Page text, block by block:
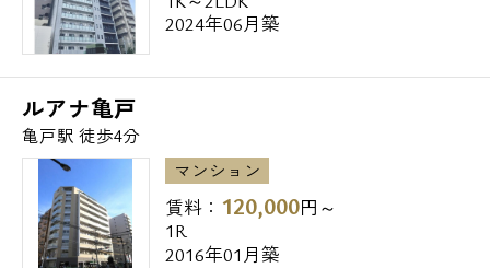
●郵便局
江東亀戸郵便局・・290m
●銀行
三菱東京UFJ銀行亀戸北口支店・・56m
三菱東京UFJ銀行亀戸支店・・60m
りそな銀行亀戸支店・・94m
2024年06月築
ルアナ亀戸
亀戸駅 徒歩4分
マンション
賃料： 120,000円～
1R
2016年01月築